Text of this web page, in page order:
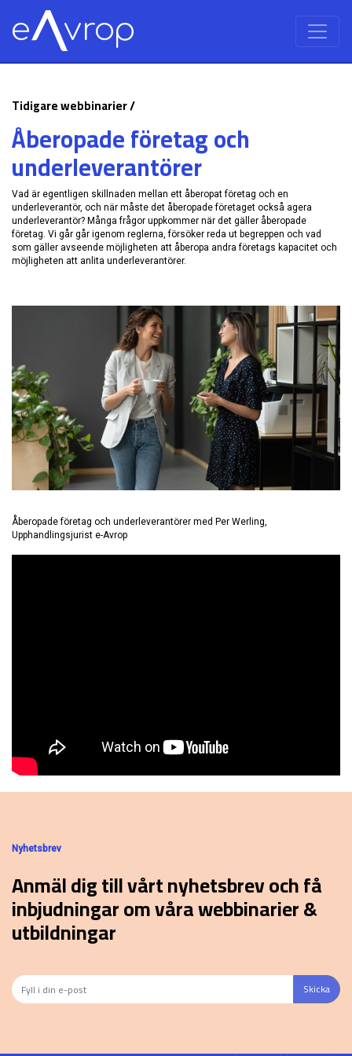
Tidigare webbinarier /
Åberopade företag och
underleverantörer
Vad är egentligen skillnaden mellan ett åberopat företag och en
underleverantör, och när måste det åberopade företaget också agera
underleverantör? Många frågor uppkommer när det gäller åberopade
företag. Vi går går igenom reglerna, försöker reda ut begreppen och vad
som gäller avseende möjligheten att åberopa andra företags kapacitet och
möjligheten att anlita underleverantörer.
Åberopade företag och underleverantörer med Per Werling,
Upphandlingsjurist e-Avrop
Nyhetsbrev
Anmäl dig till vårt nyhetsbrev och få
inbjudningar om våra webbinarier &
utbildningar
Skicka